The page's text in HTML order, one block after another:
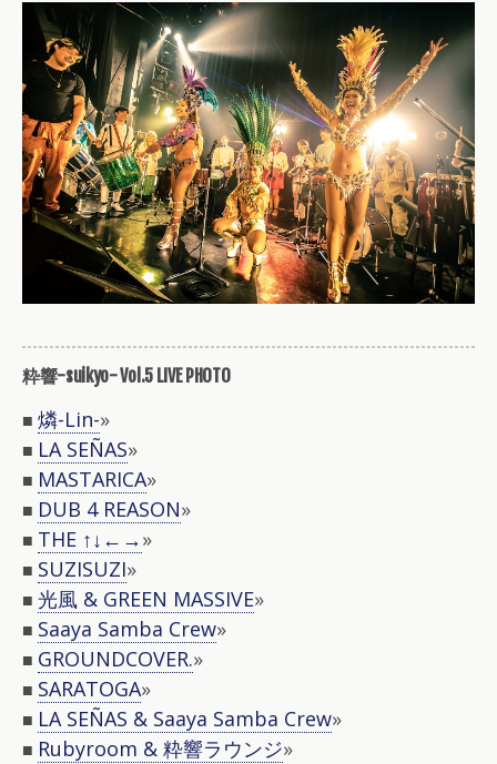
粋響-suikyo- Vol.5 LIVE PHOTO
■ 燐-Lin-»
■ LA SEÑAS»
■ MASTARICA»
■ DUB 4 REASON»
■ THE ↑↓←→»
■ SUZISUZI»
■ 光風 & GREEN MASSIVE»
■ Saaya Samba Crew»
■ GROUNDCOVER.»
■ SARATOGA»
■ LA SEÑAS & Saaya Samba Crew»
■ Rubyroom & 粋響ラウンジ»